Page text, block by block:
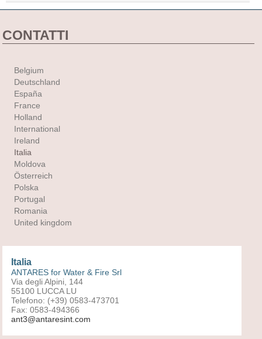
CONTATTI
Belgium
Deutschland
España
France
Holland
International
Ireland
Italia
Moldova
Österreich
Polska
Portugal
Romania
United kingdom
Italia
ANTARES for Water & Fire Srl
Via degli Alpini, 144
55100 LUCCA LU
Telefono: (+39) 0583-473701
Fax: 0583-494366
ant3@antaresint.com